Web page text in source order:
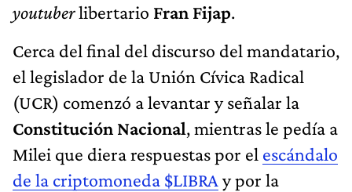
youtuberlibertario Fran Fijap.
Cerca del final del discurso del mandatario,
el legislador de la Unión Cívica Radical
(UCR) comenzó a levantar y señalar la
Constitución Nacional, mientras le pedía a
Milei que diera respuestas por el escándalo
de la criptomoneda $LIBRA y por la